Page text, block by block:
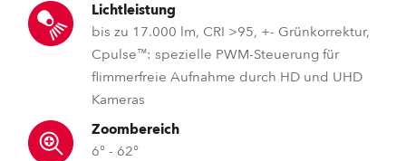
Lichtleistung
bis zu 17.000 lm, CRI >95, +- Grünkorrektur,
Cpulse™: spezielle PWM-Steuerung für
flimmerfreie Aufnahme durch HD und UHD
Kameras
Zoombereich
6° - 62°